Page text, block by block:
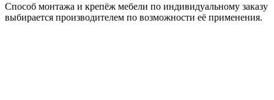
Способ монтажа и крепёж мебели по индивидуальному заказу
выбирается производителем по возможности её применения.